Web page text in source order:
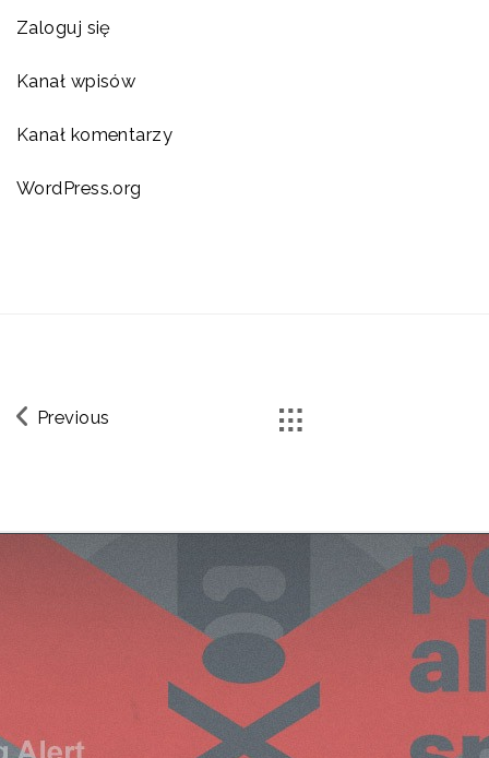
Zaloguj się
Kanał wpisów
Kanał komentarzy
WordPress.org
Previous